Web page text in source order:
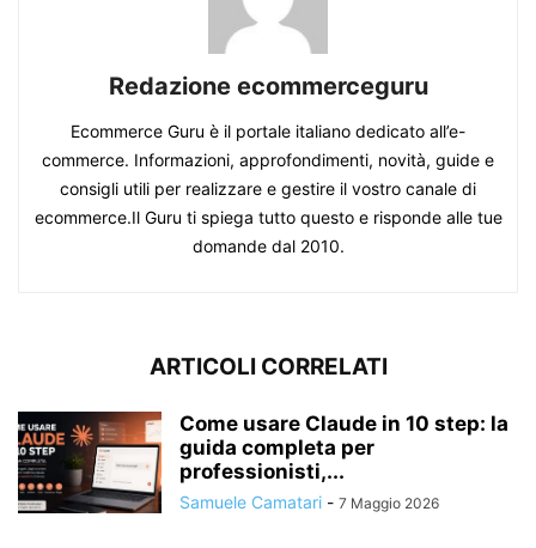
Redazione ecommerceguru
Ecommerce Guru è il portale italiano dedicato all’e-
commerce. Informazioni, approfondimenti, novità, guide e
consigli utili per realizzare e gestire il vostro canale di
ecommerce.Il Guru ti spiega tutto questo e risponde alle tue
domande dal 2010.
ARTICOLI CORRELATI
Come usare Claude in 10 step: la
guida completa per
professionisti,...
Samuele Camatari - 7 Maggio 2026